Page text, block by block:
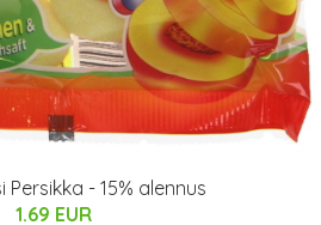
Persikka - 15% alennus
1.69 EUR